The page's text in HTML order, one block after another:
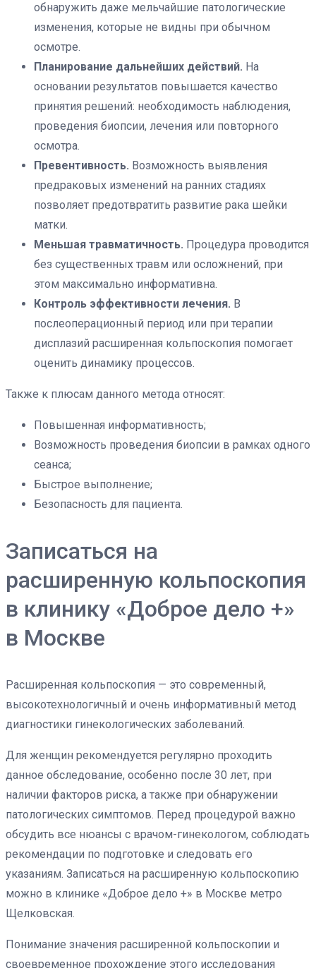
обнаружить даже мельчайшие патологические
изменения, которые не видны при обычном
осмотре.
Планирование дальнейших действий. На
основании результатов повышается качество
принятия решений: необходимость наблюдения,
проведения биопсии, лечения или повторного
осмотра.
Превентивность. Возможность выявления
предраковых изменений на ранних стадиях
позволяет предотвратить развитие рака шейки
матки.
Меньшая травматичность. Процедура проводится
без существенных травм или осложнений, при
этом максимально информативна.
Контроль эффективности лечения. В
послеоперационный период или при терапии
дисплазий расширенная кольпоскопия помогает
оценить динамику процессов.
Также к плюсам данного метода относят:
Повышенная информативность;
Возможность проведения биопсии в рамках одного
сеанса;
Быстрое выполнение;
Безопасность для пациента.
Записаться на
расширенную кольпоскопия
в клинику «Доброе дело +»
в Москве
Расширенная кольпоскопия — это современный,
высокотехнологичный и очень информативный метод
диагностики гинекологических заболеваний.
Для женщин рекомендуется регулярно проходить
данное обследование, особенно после 30 лет, при
наличии факторов риска, а также при обнаружении
патологических симптомов. Перед процедурой важно
обсудить все нюансы с врачом-гинекологом, соблюдать
рекомендации по подготовке и следовать его
указаниям. Записаться на расширенную кольпоскопию
можно в клинике «Доброе дело +» в Москве метро
Щелковская.
Понимание значения расширенной кольпоскопии и
своевременное прохождение этого исследования